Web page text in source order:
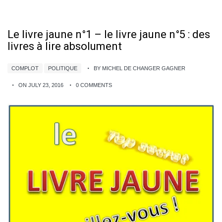
Le livre jaune n°1 – le livre jaune n°5 : des
livres à lire absolument
COMPLOT POLITIQUE BY MICHEL DE CHANGER GAGNER
ON JULY 23, 2016 0 COMMENTS